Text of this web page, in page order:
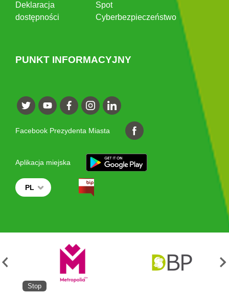
Deklaracja
dostępności
Spot
Cyberbezpieczeństwo
PUNKT INFORMACYJNY
Facebook Prezydenta Miasta
Aplikacja miejska
PL
Stop